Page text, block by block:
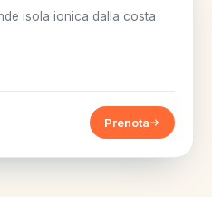
isola ionica dalla costa
Prenota